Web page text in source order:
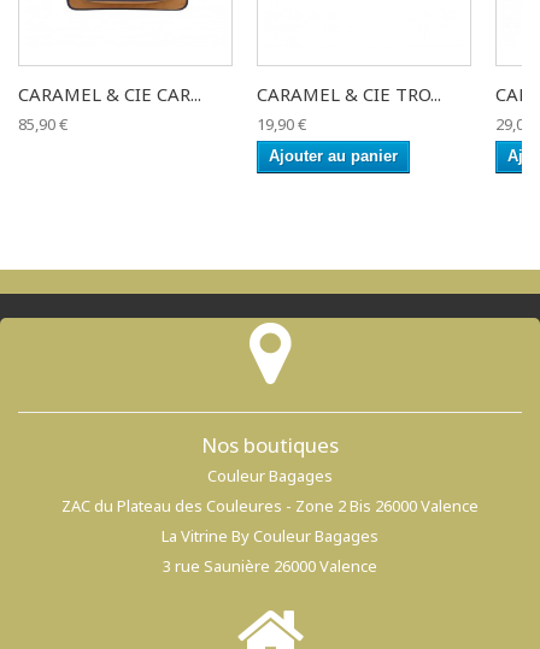
CARAMEL & CIE CAR...
85,90 €
CARAMEL & CIE TRO...
19,90 €
Ajouter au panier
29,00
Nos boutiques
Couleur Bagages
ZAC du Plateau des Couleures - Zone 2 Bis 26000 Valence
La Vitrine By Couleur Bagages
3 rue Saunière 26000 Valence